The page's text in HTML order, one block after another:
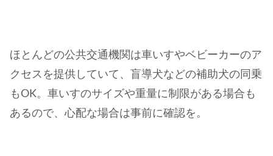
ほとんどの公共交通機関は車いすやベビーカーのア
クセスを提供していて、盲導犬などの補助犬の同乗
もOK。車いすのサイズや重量に制限がある場合も
あるので、心配な場合は事前に確認を。